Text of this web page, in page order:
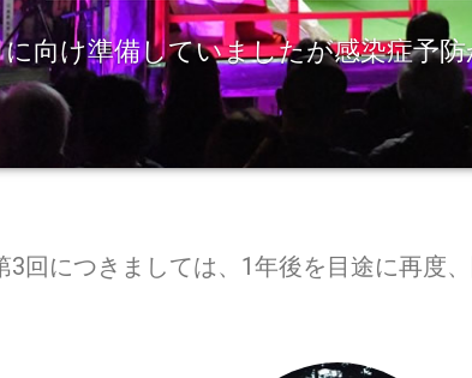
に向け準備していましたが感染症予
3回につきましては、1年後を目途に再度